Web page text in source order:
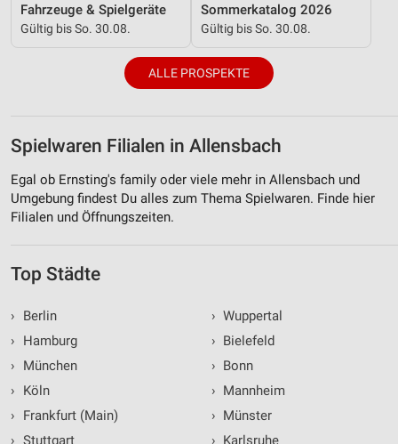
Fahrzeuge & Spielgeräte
Gültig bis So. 30.08.
Sommerkatalog 2026
Gültig bis So. 30.08.
ALLE PROSPEKTE
Spielwaren Filialen in Allensbach
Egal ob Ernsting's family oder viele mehr in Allensbach und
Umgebung findest Du alles zum Thema Spielwaren. Finde hier
Filialen und Öffnungszeiten.
Top Städte
›
Berlin
›
Hamburg
›
München
›
Köln
›
Frankfurt (Main)
› Stuttgart
› Wuppertal
› Bielefeld
› Bonn
› Mannheim
› Münster
› Karlsruhe
Notwendig